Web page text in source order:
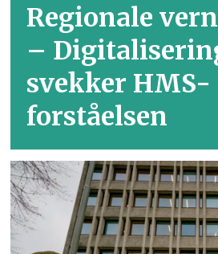
Regionale
–
svekker HMS-
forståelsen